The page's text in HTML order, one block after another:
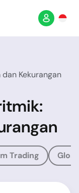
Kekurangan
Trading